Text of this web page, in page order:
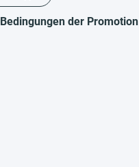
Bedingungen der Promotion